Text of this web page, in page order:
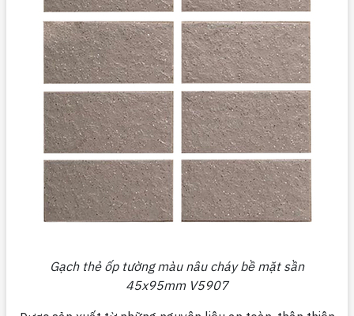
Gạch thẻ ốp tường màu nâu cháy bề mặt sần
45x95mm V5907